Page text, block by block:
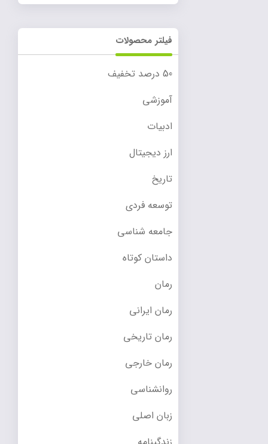
فیلتر محصولات
50 درصد تخفیف
آموزشی
ادبیات
ارز دیجیتال
تاریخ
توسعه فردی
جامعه شناسی
داستان کوتاه
رمان
رمان ایرانی
رمان تاریخی
رمان خارجی
روانشناسی
زبان اصلی